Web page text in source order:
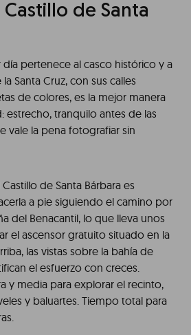
de Santa
día pertenece al casco histórico y a
la Santa Cruz, con sus calles
de colores, es la mejor manera
estrecho, tranquilo antes de las
vale la pena fotografiar sin
de Santa Bárbara es
a pie siguiendo el camino por
del Benacantil, lo que lleva unos
el ascensor gratuito situado en la
las vistas sobre la bahía de
el esfuerzo con creces.
y media para explorar el recinto,
y baluartes. Tiempo total para